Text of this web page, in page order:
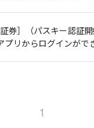
券］（パスキー認証開
プリからログインがで
1